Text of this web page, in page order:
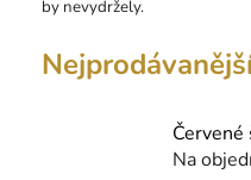
by nevydržely.
Červené
Na